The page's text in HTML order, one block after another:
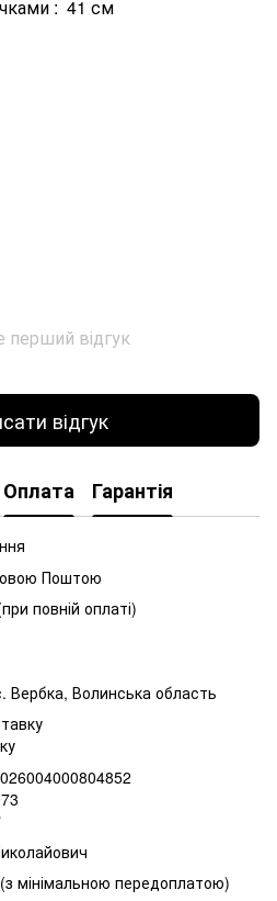
: 41 см
перший відгук
відгук
Оплата Гарантія
Поштою
повній оплаті)
Вербка, Волинська область
мінімальною передоплатою)